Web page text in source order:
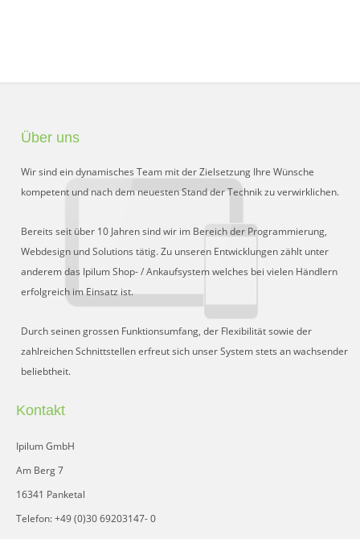
Schnittstelle für Preisvergleiche
Liveeditor
Über uns
Wir sind ein dynamisches Team mit der Zielsetzung Ihre Wünsche
kompetent und nach dem neuesten Stand der Technik zu verwirklichen.
Bereits seit über 10 Jahren sind wir im Bereich der Programmierung,
Webdesign und Solutions tätig. Zu unseren Entwicklungen zählt unter
anderem das Ipilum Shop- / Ankaufsystem welches bei vielen Händlern
erfolgreich im Einsatz ist.
Durch seinen grossen Funktionsumfang, der Flexibilität sowie der
zahlreichen Schnittstellen erfreut sich unser System stets an wachsender
beliebtheit.
Kontakt
Ipilum GmbH
Am Berg 7
16341 Panketal
Telefon: +49 (0)30 69203147- 0